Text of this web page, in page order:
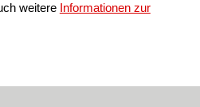
weitere Informationen zur